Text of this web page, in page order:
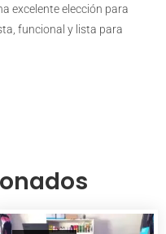
excelente elección para
funcional y lista para